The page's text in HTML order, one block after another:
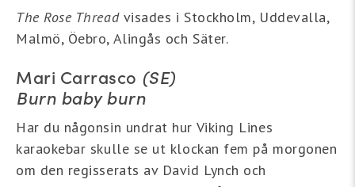
The Rose Thread visades i Stockholm, Uddevalla,
Malmö, Öebro, Alingås och Säter.
Mari Carrasco (SE)
Burn baby burn
Har du någonsin undrat hur Viking Lines
karaokebar skulle se ut klockan fem på morgonen
om den regisserats av David Lynch och